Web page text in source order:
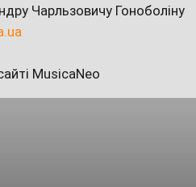
Чарльзовичу Гоноболіну
MusicaNeo